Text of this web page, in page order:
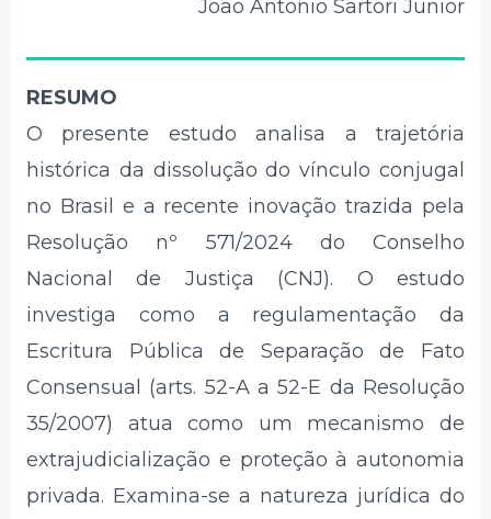
Joao Antonio Sartori Junior
RESUMO
O presente estudo analisa a trajetória
histórica da dissolução do vínculo conjugal
no Brasil e a recente inovação trazida pela
Resolução nº 571/2024 do Conselho
Nacional de Justiça (CNJ). O estudo
investiga como a regulamentação da
Escritura Pública de Separação de Fato
Consensual (arts. 52-A a 52-E da Resolução
35/2007) atua como um mecanismo de
extrajudicialização e proteção à autonomia
privada. Examina-se a natureza jurídica do